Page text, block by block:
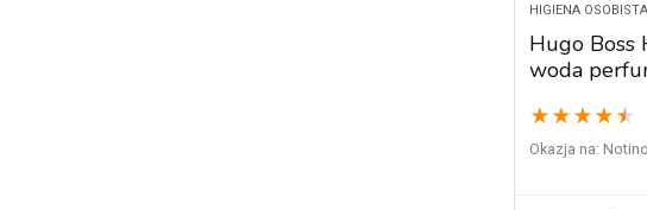
HIGIENA OSOBISTA
Hugo Boss
woda
★ ★ ★ ★ ★
Okazja na: Notino